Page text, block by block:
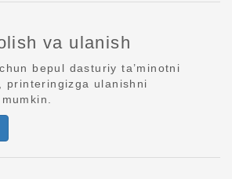
va ulanish
bepul dasturiy ta’minotni
printeringizga ulanishni